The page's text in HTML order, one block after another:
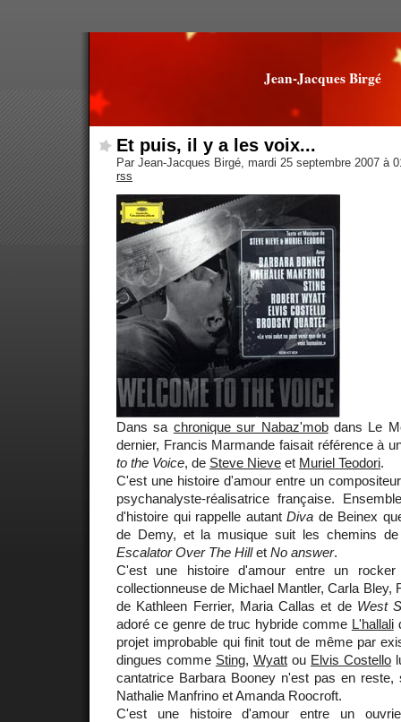
Jean-Jacques Birgé
Et puis, il y a les voix...
Par Jean-Jacques Birgé, mardi 25 septembre 2007 à
rss
Dans sa chronique sur Nabaz'mobdans Le
dernier, Francis Marmande faisait référence à
to the Voice, de Steve Nieve et Muriel Teodori.
C'est une histoire d'amour entre un
psychanalyste-réalisatrice française.
d'histoire qui rappelle autantDiva de Beinex
de Demy, et la musique suit les chemins
Escalator Over The Hillet No answer.
C'est une histoire d'amour entre un
collectionneuse de Michael Mantler, Carla Bley,
de Kathleen Ferrier, Maria Callas et de West
adoré ce genre de truc hybride comme L'hallali
projet improbable qui finit tout de même par
dingues comme Sting, Wyatt ou Elvis Costello
cantatrice Barbara Booney n'est pas en reste,
Nathalie Manfrino et Amanda Roocroft.
C'est une histoire d'amour entre un